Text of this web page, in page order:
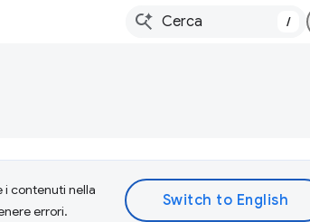
/
contenuti nella
errori.